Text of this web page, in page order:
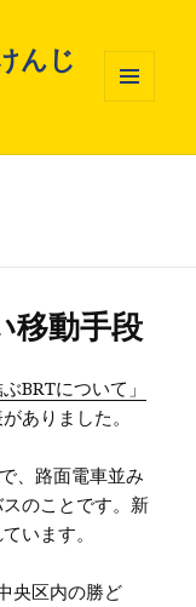
んじ
ィジェ
移動手段
BRTについて」
ありました。
、路面電車並み
のことです。新
います。
央区内の勝ど